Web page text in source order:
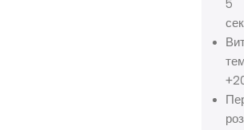
5